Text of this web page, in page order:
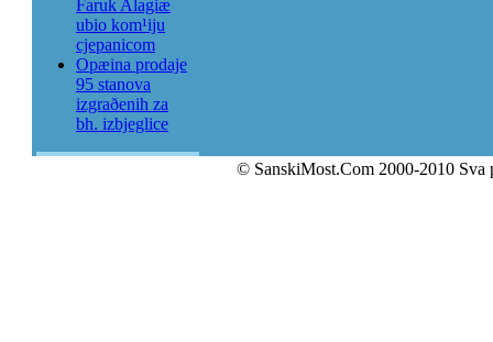
Faruk Alagiæ
ubio kom¹iju
cjepanicom
Opæina prodaje
95 stanova
izgraðenih za
bh. izbjeglice
© SanskiMost.Com 2000-2010